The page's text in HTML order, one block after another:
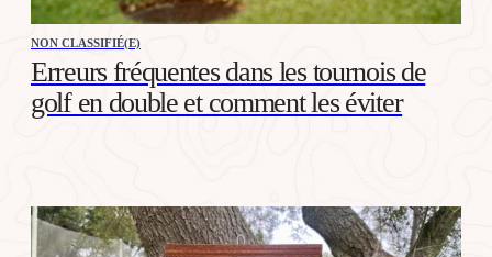
NON CLASSIFIÉ(E)
Erreurs fréquentes dans les tournois de
golf en double et comment les éviter